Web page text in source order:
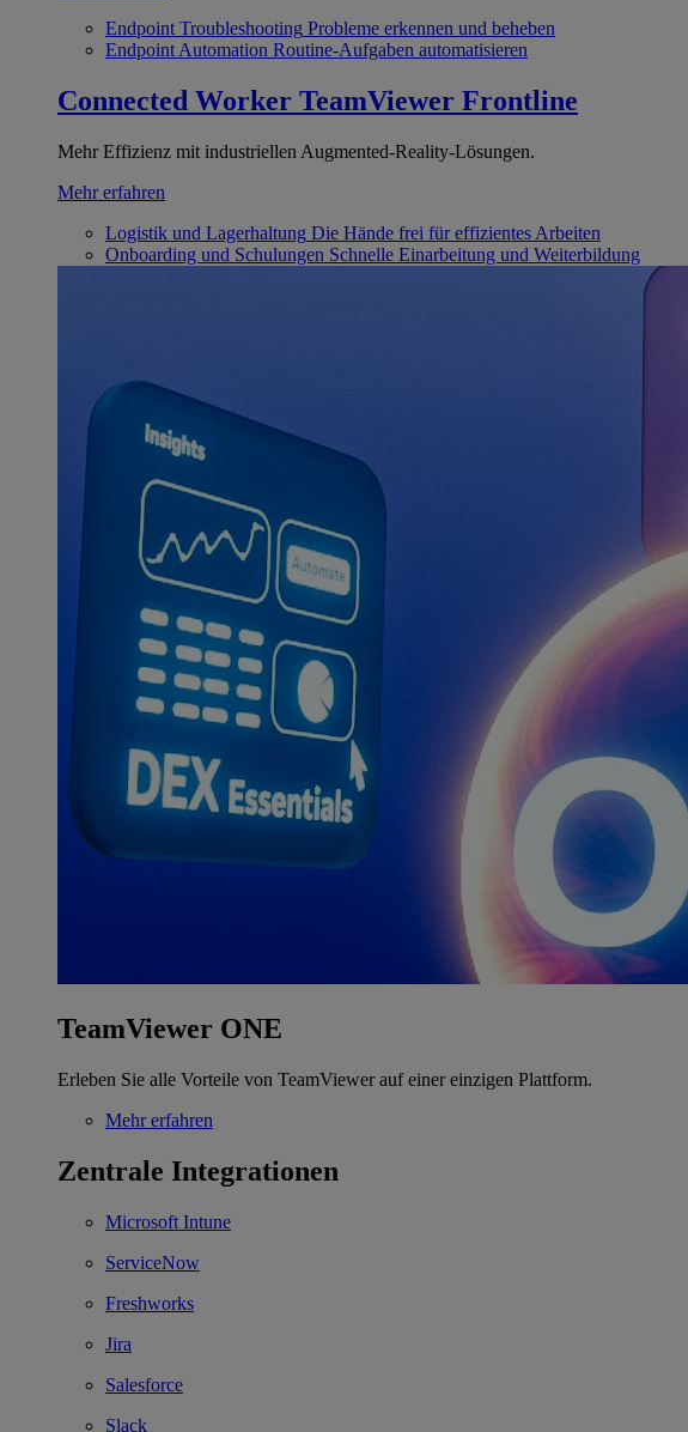
Endpoint Troubleshooting Probleme erkennen und beheben
Endpoint Automation Routine-Aufgaben automatisieren
Connected Worker TeamViewer Frontline
Mehr Effizienz mit industriellen Augmented-Reality-Lösungen.
Mehr erfahren
Logistik und Lagerhaltung Die Hände frei für effizientes Arbeiten
Onboarding und Schulungen Schnelle Einarbeitung und Weiterbildung
TeamViewer ONE
Erleben Sie alle Vorteile von TeamViewer auf einer einzigen Plattform.
Mehr erfahren
Zentrale Integrationen
Microsoft Intune
ServiceNow
Freshworks
Jira
Salesforce
Slack